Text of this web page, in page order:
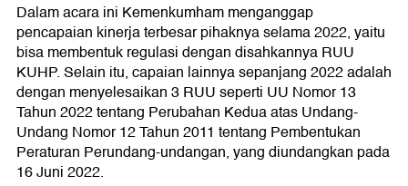
Dalam acara ini Kemenkumham menganggap
pencapaian kinerja terbesar pihaknya selama 2022, yaitu
bisa membentuk regulasi dengan disahkannya RUU
KUHP. Selain itu, capaian lainnya sepanjang 2022 adalah
dengan menyelesaikan 3 RUU seperti UU Nomor 13
Tahun 2022 tentang Perubahan Kedua atas Undang-
Undang Nomor 12 Tahun 2011 tentang Pembentukan
Peraturan Perundang-undangan, yang diundangkan pada
16 Juni 2022.